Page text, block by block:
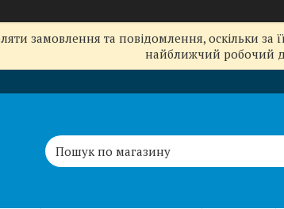
замовлення та повідомлення, оскільки за
найближчий робочий